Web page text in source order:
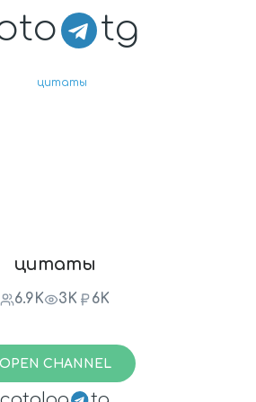
tg
цитаты
6.9K 3K 6K
OPEN CHANNEL